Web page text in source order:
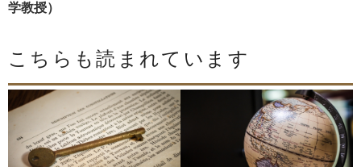
学教授）
こちらも読まれています